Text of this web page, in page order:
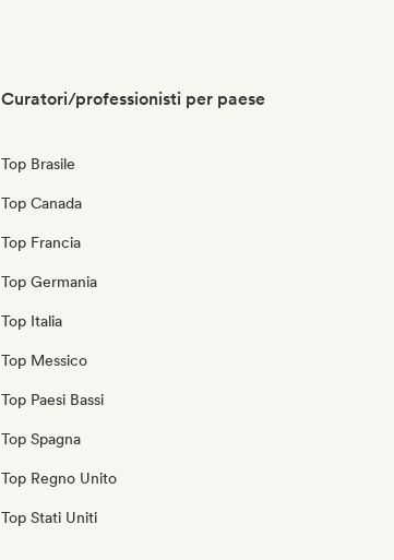
Curatori/professionisti per paese
Top Brasile
Top Canada
Top Francia
Top Germania
Top Italia
Top Messico
Top Paesi Bassi
Top Spagna
Top Regno Unito
Top Stati Uniti